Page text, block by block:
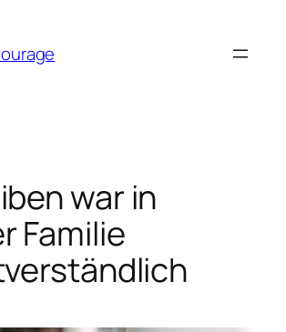
war in
Familie